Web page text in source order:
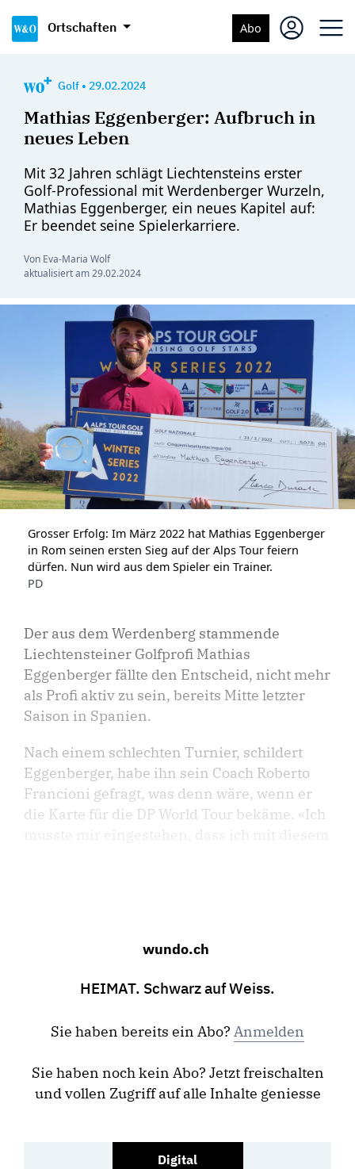
Ortschaften Abo
Golf • 29.02.2024
Mathias Eggenberger: Aufbruch in
neues Leben
Mit 32 Jahren schlägt Liechtensteins erster
Golf-Professional mit Werdenberger Wurzeln,
Mathias Eggenberger, ein neues Kapitel auf:
Er beendet seine Spielerkarriere.
Von Eva-Maria Wolf
aktualisiert am29.02.2024
Grosser Erfolg: Im März 2022 hat Mathias Eggenberger
in Rom seinen ersten Sieg auf der Alps Tour feiern
dürfen. Nun wird aus dem Spieler ein Trainer.
PD
Der aus dem Werdenberg stammende
Liechtensteiner Golfprofi Mathias
Eggenberger fällte den Entscheid, nicht mehr
als Profi aktiv zu sein, bereits Mitte letzter
Saison in Spanien.
Nach einem schlechten Turnier, schildert
Eggenberger, habe ihn sein Coach Roberto
Francioni gefragt, was denn wäre, wenn er
die Karte für die DP World Tour bekäme. «Ich
wundo.ch
HEIMAT. Schwarz auf Weiss.
Sie haben bereits ein Abo? Anmelden
Sie haben noch kein Abo? Jetzt freischalten
und vollen Zugriff auf alle Inhalte geniesse
Digital